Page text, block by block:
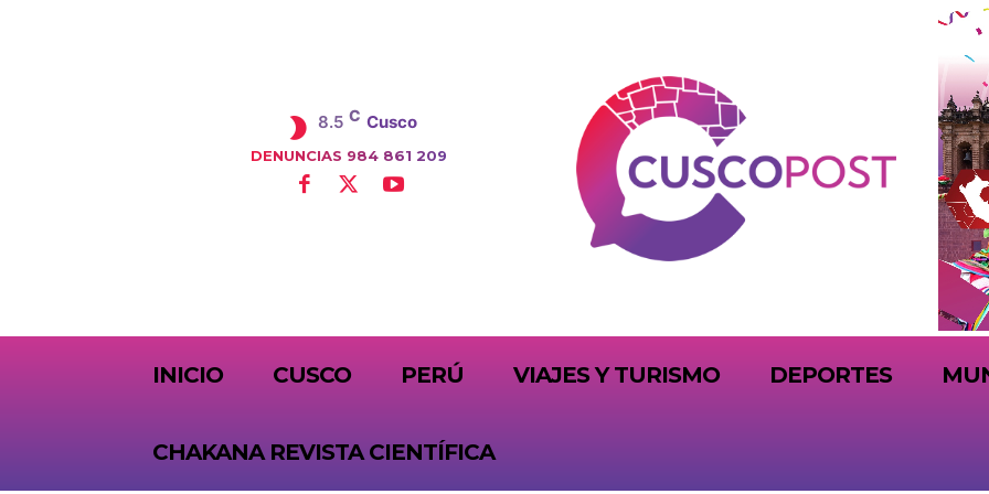
8.5 C Cusco
DENUNCIAS 984 861 209
INICIO CUSCO PERÚ VIAJES Y TURISMO DEPORTES
CHAKANA REVISTA CIENTÍFICA